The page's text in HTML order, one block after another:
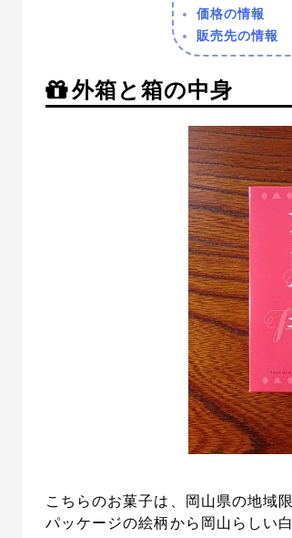
価格の情報
販売先の情報
外箱と箱の中身
こちらのお菓子は、岡山県の地域
パッケージの絵柄から岡山らしい